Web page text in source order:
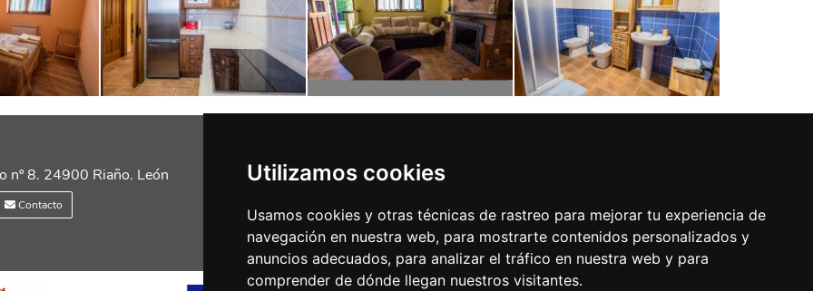
Utilizamos cookies
Usamos cookies y otras técnicas de rastreo para mejorar tu experiencia de
navegación en nuestra web, para mostrarte contenidos personalizados y
anuncios adecuados, para analizar el tráfico en nuestra web y para
comprender de dónde llegan nuestros visitantes.
nº 8. 24900 Riaño. León
Contacto
Siguénos en las redes